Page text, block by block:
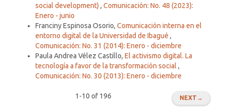
social development) , Comunicación: No. 48 (2023):
Enero - junio
Franciny Espinosa Osorio, Comunicación interna en el
entorno digital de la Universidad de Ibagué ,
Comunicación: No. 31 (2014): Enero - diciembre
Paula Andrea Vélez Castillo, El activismo digital. La
tecnología a favor de la transformación social ,
Comunicación: No. 30 (2013): Enero - diciembre
1-10 of 196 NEXT →